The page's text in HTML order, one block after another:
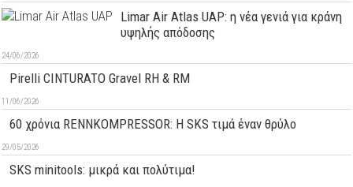
Limar Air Atlas UAP: η νέα γενιά για κράνη
υψηλής απόδοσης
24/06/2026
Pirelli CINTURATO Gravel RH & RM
11/06/2026
60 χρόνια RENNKOMPRESSOR: Η SKS τιμά έναν θρύλο
29/05/2026
SKS minitools: μικρά και πολύτιμα!